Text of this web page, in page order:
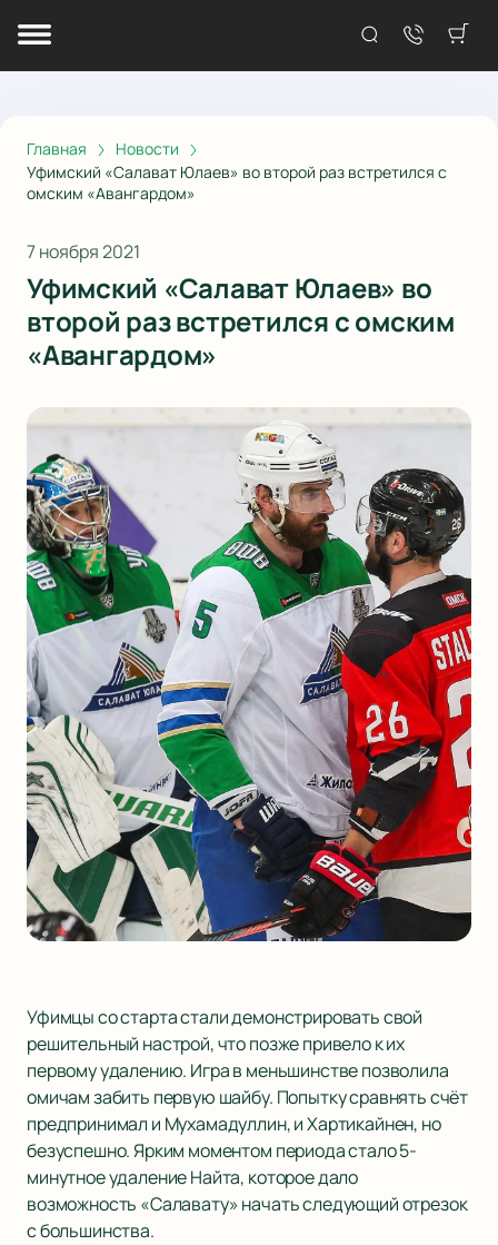
Главная
Новости
Уфимский «Салават Юлаев» во второй раз встретился с
омским «Авангардом»
7 ноября 2021
Уфимский «Салават Юлаев» во
второй раз встретился с омским
«Авангардом»
Уфимцы со старта стали демонстрировать свой
решительный настрой, что позже привело к их
первому удалению. Игра в меньшинстве позволила
омичам забить первую шайбу. Попытку сравнять счёт
предпринимал и Мухамадуллин, и Хартикайнен, но
безуспешно. Ярким моментом периода стало 5-
минутное удаление Найта, которое дало
возможность «Салавату» начать следующий отрезок
с большинства.